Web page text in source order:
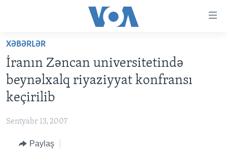
Skip
main
content
Skip
to
main
Navigation
PROQRAMLAR
AMERIKA İCMALI
FAKTLAR NƏ DEYIR?
AZƏRBAYCAN
UKRAYNA BÖHRANI
İSRAIL-HƏMAS MÜNAQIŞƏSI
ABŞ
ABŞ SEÇKILƏRI 2024
İRAN AZƏRBAYCANI
XƏBƏRLƏR
İranın Zəncan universitetində
beynəlxalq riyaziyyat konfransı
keçirilib
Sentyabr 13, 2007
Paylaş